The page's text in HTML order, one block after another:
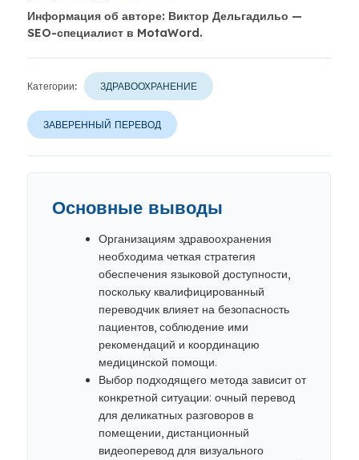
Информация об авторе: Виктор Дельгадильо —
SEO-специалист в MotaWord.
Категории: ЗДРАВООХРАНЕНИЕ
ЗАВЕРЕННЫЙ ПЕРЕВОД
Основные выводы
Организациям здравоохранения
необходима четкая стратегия
обеспечения языковой доступности,
поскольку квалифицированный
переводчик влияет на безопасность
пациентов, соблюдение ими
рекомендаций и координацию
медицинской помощи.
Выбор подходящего метода зависит от
конкретной ситуации: очный перевод
для деликатных разговоров в
помещении, дистанционный
видеоперевод для визуального